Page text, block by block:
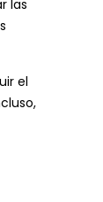
las
el